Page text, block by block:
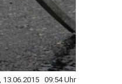
13.06.2015 09:54 Uhr